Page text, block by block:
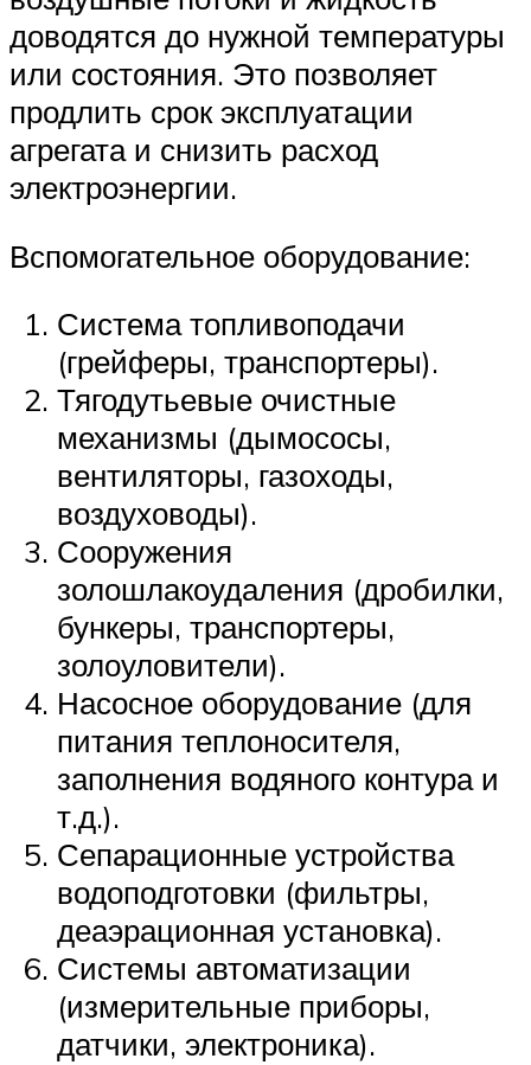
доводятся до нужной температуры
или состояния. Это позволяет
продлить срок эксплуатации
агрегата и снизить расход
электроэнергии.
Вспомогательное оборудование:
Система топливоподачи
(грейферы, транспортеры).
Тягодутьевые очистные
механизмы (дымососы,
вентиляторы, газоходы,
воздуховоды).
Сооружения
золошлакоудаления (дробилки,
бункеры, транспортеры,
золоуловители).
Насосное оборудование (для
питания теплоносителя,
заполнения водяного контура и
т.д.).
Сепарационные устройства
водоподготовки (фильтры,
деаэрационная установка).
Системы автоматизации
(измерительные приборы,
датчики, электроника).